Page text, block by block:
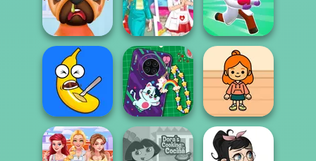
Ear and Eyes
Emergency
Ice Princess Real
Dentist Expe...
Extreme Dental
Emergency
Princesses
Puppy Care
Barbie's Careers Healing Rush